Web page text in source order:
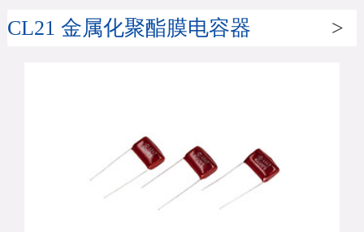
CL21 金属化聚酯膜电容器 >